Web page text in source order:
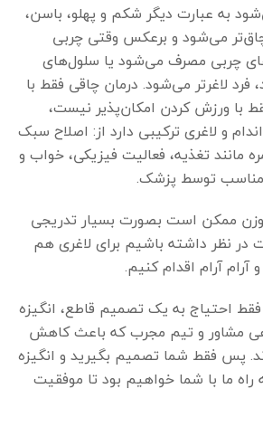
به عبارت دیگر شکم و پهلو، باسن،
چاق‌تر می‌شود و برعکس وقتى چربى
چربى مصرف مى‌شود یا سلول‌هاى
لاغرتر می‌شود. درمان چاقی فقط با
با ورزش کردن امکان‌پذیر نیست،
و لاغری ترکیبی دارد از: اصلاح سبک
مانند تغذیه، فعالیت فیزیکی، خواب و
مناسب توسط پزشک.
ممکن است بصورت بسیار تدریجی
در نظر داشته باشیم برای لاغری هم
آرام اقدام کنیم.
احتیاج به یک تصمیم قاطع، انگیزه
مشاور و تیم مجرب که باعث کاهش
پس فقط شما تصمیم بگیرید و انگیزه
راه ما با شما خواهیم بود تا موفقیت